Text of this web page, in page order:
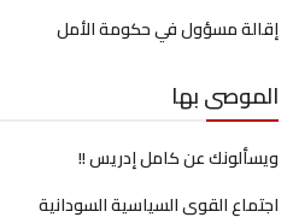
إقالة مسؤول في حكومة الأمل
الموصى بها
ويسألونك عن كامل إدريس !!
اجتماع القوى السياسية السودانية